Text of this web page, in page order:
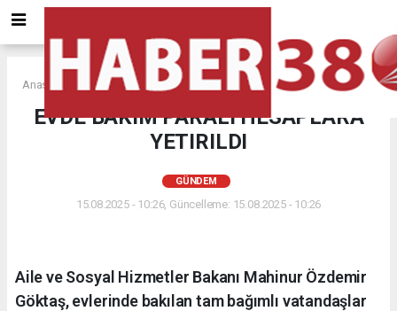
Anasayfa GÜNDEM
EVDE BAKIM PARALI HESAPLARA
YETIRILDI
GÜNDEM
15.08.2025 - 10:26, Güncelleme: 15.08.2025 - 10:26
Aile ve Sosyal Hizmetler Bakanı Mahinur Özdemir
Göktaş, evlerinde bakılan tam bağımlı vatandaşlar